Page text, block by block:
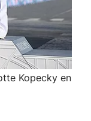
Kopecky en